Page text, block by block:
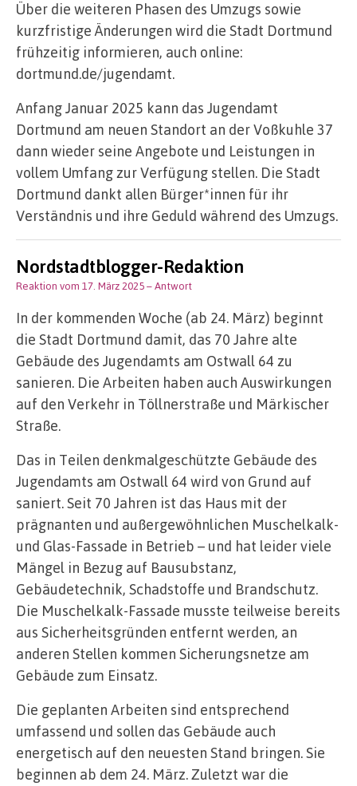
Über die weiteren Phasen des Umzugs sowie
kurzfristige Änderungen wird die Stadt Dortmund
frühzeitig informieren, auch online:
dortmund.de/jugendamt.
Anfang Januar 2025 kann das Jugendamt
Dortmund am neuen Standort an der Voßkuhle 37
dann wieder seine Angebote und Leistungen in
vollem Umfang zur Verfügung stellen. Die Stadt
Dortmund dankt allen Bürger*innen für ihr
Verständnis und ihre Geduld während des Umzugs.
Nordstadtblogger-Redaktion
Reaktion vom 17. März 2025– Antwort
In der kommenden Woche (ab 24. März) beginnt
die Stadt Dortmund damit, das 70 Jahre alte
Gebäude des Jugendamts am Ostwall 64 zu
sanieren. Die Arbeiten haben auch Auswirkungen
auf den Verkehr in Töllnerstraße und Märkischer
Straße.
Das in Teilen denkmalgeschützte Gebäude des
Jugendamts am Ostwall 64 wird von Grund auf
saniert. Seit 70 Jahren ist das Haus mit der
prägnanten und außergewöhnlichen Muschelkalk-
und Glas-Fassade in Betrieb – und hat leider viele
Mängel in Bezug auf Bausubstanz,
Gebäudetechnik, Schadstoffe und Brandschutz.
Die Muschelkalk-Fassade musste teilweise bereits
aus Sicherheitsgründen entfernt werden, an
anderen Stellen kommen Sicherungsnetze am
Gebäude zum Einsatz.
Die geplanten Arbeiten sind entsprechend
umfassend und sollen das Gebäude auch
energetisch auf den neuesten Stand bringen. Sie
beginnen ab dem 24. März. Zuletzt war die